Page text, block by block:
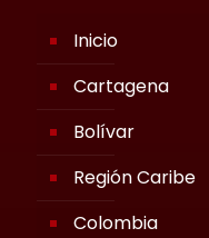
Inicio
Cartagena
Bolívar
Región Caribe
Colombia